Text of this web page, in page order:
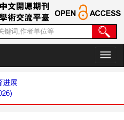
切
换
进展